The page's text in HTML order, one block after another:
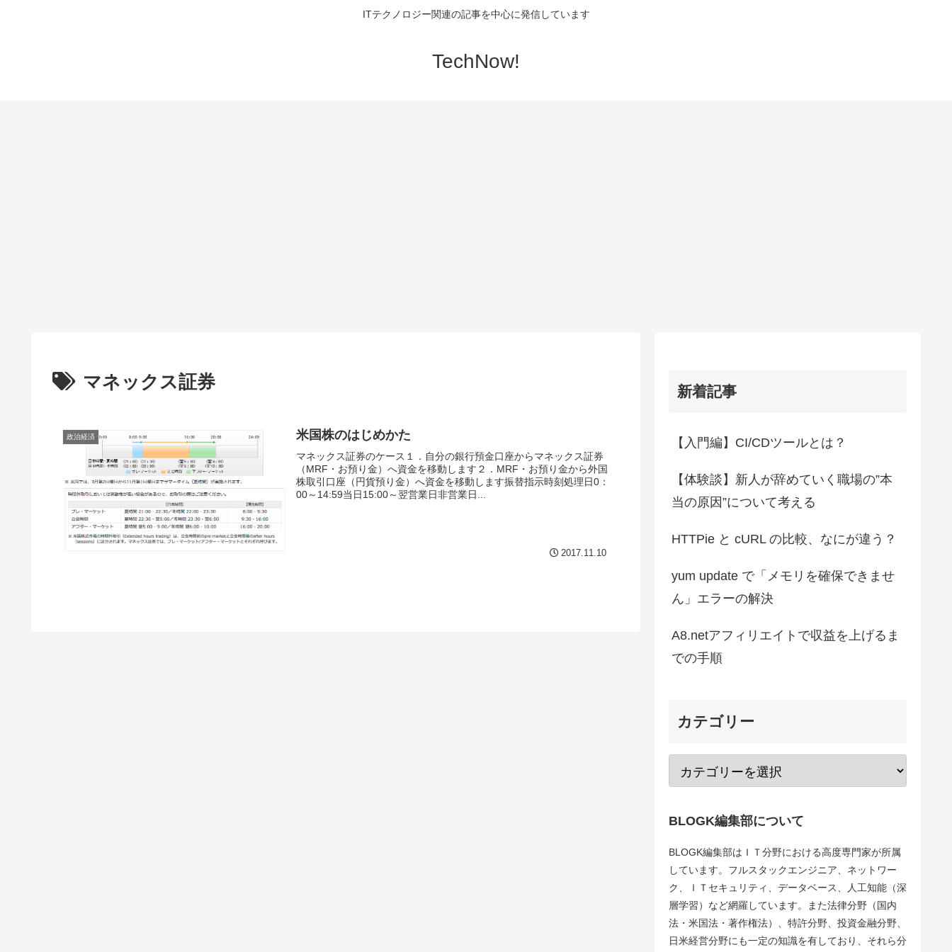
ITテクノロジー関連の記事を中心に発信しています
TechNow!
マネックス証券
政治経済 米国株のはじめかた
マネックス証券のケース１．自分の銀行預金口座からマネックス証券
（MRF・お預り金）へ資金を移動します２．MRF・お預り金から外国
株取引口座（円貨預り金）へ資金を移動します振替指示時刻処理日0：
00～14:59当日15:00～翌営業日非営業日...
2017.11.10
新着記事
【入門編】CI/CDツールとは？
【体験談】新人が辞めていく職場の”本
当の原因”について考える
HTTPie と cURL の比較、なにが違う？
yum update で「メモリを確保できませ
ん」エラーの解決
A8.netアフィリエイトで収益を上げるま
での手順
カテゴリー
BLOGK編集部について
BLOGK編集部はＩＴ分野における高度専門家が所属
しています。フルスタックエンジニア、ネットワー
ク、ＩＴセキュリティ、データベース、人工知能（深
層学習）など網羅しています。また法律分野（国内
法・米国法・著作権法）、特許分野、投資金融分野、
日米経営分野にも一定の知識を有しており、それら分